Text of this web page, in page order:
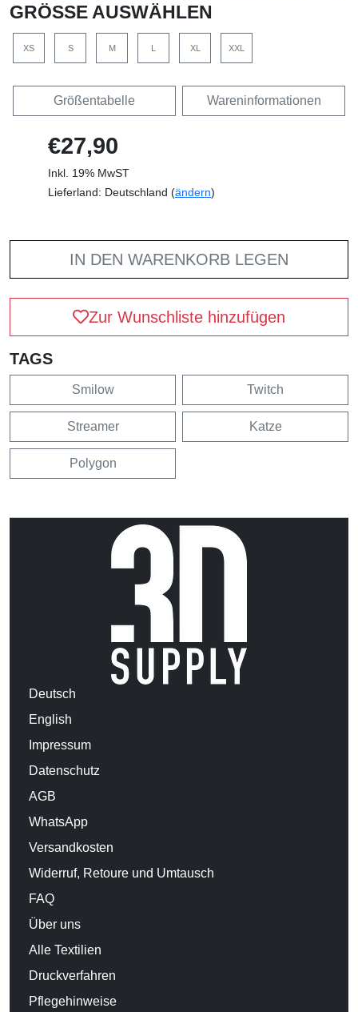
GRÖSSE AUSWÄHLEN
XS S M XL XXL
Größentabelle Wareninformationen
€27,90
Inkl. 19% MwST
Lieferland: Deutschland (ändern)
IN DEN WARENKORB LEGEN
Zur Wunschliste hinzufügen
TAGS
Smilow Twitch
Streamer Katze
Polygon
Deutsch
English
Impressum
Datenschutz
AGB
WhatsApp
Versandkosten
Widerruf, Retoure und Umtausch
FAQ
Über uns
Alle Textilien
Druckverfahren
Pflegehinweise